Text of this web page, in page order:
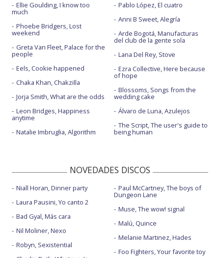
Ellie Goulding, I know too
much
Phoebe Bridgers, Lost
weekend
Greta Van Fleet, Palace for the
people
Eels, Cookie happened
Chaka Khan, Chakzilla
Jorja Smith, What are the odds
Leon Bridges, Happiness
anytime
Natalie Imbruglia, Algorithm
Pablo López, El cuatro
Anni B Sweet, Alegría
Arde Bogotá, Manufacturas
del club de la gente sola
Lana Del Rey, Stove
Ezra Collective, Here because
of hope
Blossoms, Songs from the
wedding cake
Álvaro de Luna, Azulejos
The Script, The user's guide to
being human
NOVEDADES DISCOS
Niall Horan, Dinner party
Laura Pausini, Yo canto 2
Bad Gyal, Más cara
Nil Moliner, Nexo
Robyn, Sexistential
Paul McCartney, The boys of
Dungeon Lane
Muse, The wow! signal
Malú, Quince
Melanie Martinez, Hades
Foo Fighters, Your favorite toy